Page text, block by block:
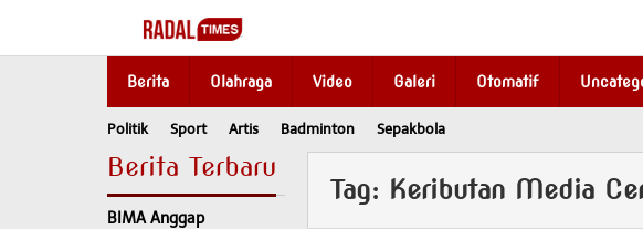
content
Berita Olahraga Video Galeri Otomatif
Politik Sport Artis Badminton Sepakbola
Berita Terbaru
BIMA Anggap
Tag: Keributan Media